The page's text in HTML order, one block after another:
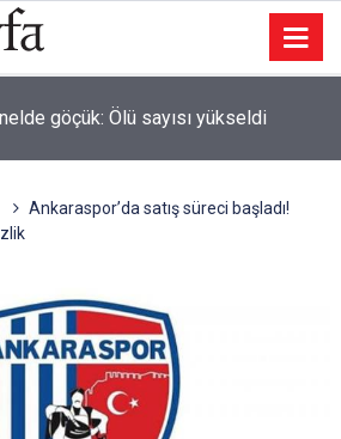
göçük: Ölü sayısı yükseldi
Ankaraspor’da satış süreci başladı!